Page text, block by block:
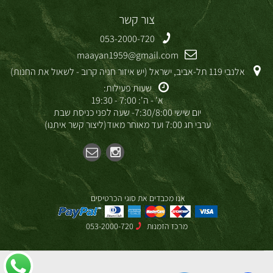
צור קשר
053-2000-720
maayan1959@gmail.com
אלנבי 119 תל-אביב, ישראל (יש איזור חניה קרוב - לשאול את החנות)
שעות פעילות:
א' - ה': 7:00 - 19:30
יום שישי 7:30/8:00- שעה לפני כניסת שבת
ערבי חג 7:00 ועד מאוחר מאוד(ליצור קשר איתנו)
אנו מכבדים את סוגי הכרטיסים
מרכז הזמנות 053-2000-720